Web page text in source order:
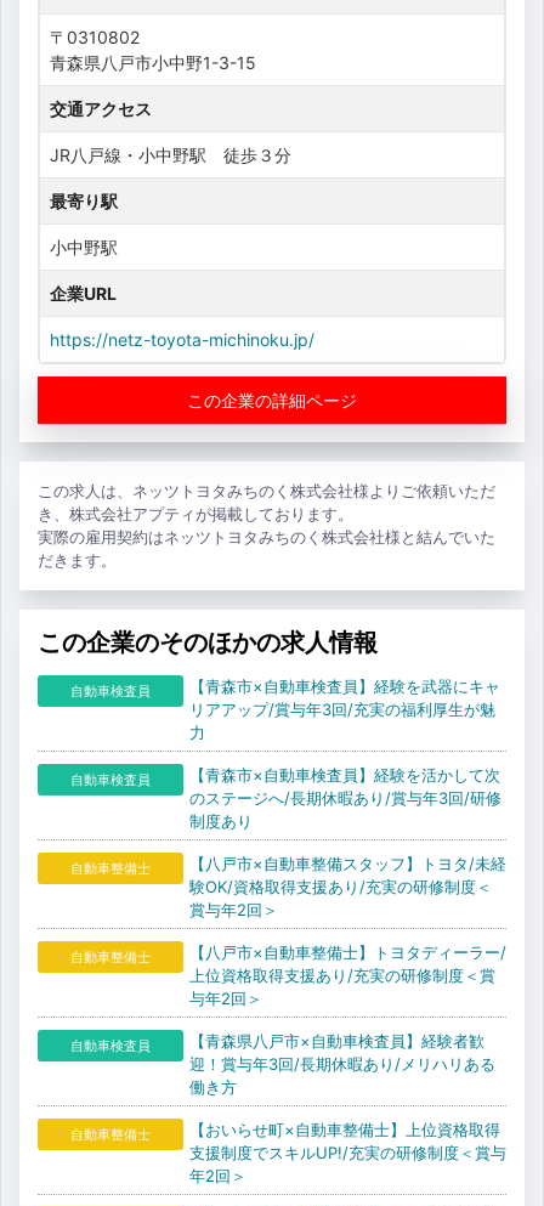
〒0310802
青森県八戸市小中野1-3-15
交通アクセス
JR八戸線・小中野駅 徒歩３分
最寄り駅
小中野駅
企業URL
https://netz-toyota-michinoku.jp/
この企業の詳細ページ
この求人は、ネッツトヨタみちのく株式会社様よりご依頼いただ
き、株式会社アプティが掲載しております。
実際の雇用契約はネッツトヨタみちのく株式会社様と結んでいた
だきます。
この企業のそのほかの求人情報
自動車検査員
【青森市×自動車検査員】経験を武器にキャ
リアアップ/賞与年3回/充実の福利厚生が魅
力
自動車検査員
【青森市×自動車検査員】経験を活かして次
のステージへ/長期休暇あり/賞与年3回/研修
制度あり
自動車整備士
【八戸市×自動車整備スタッフ】トヨタ/未経
験OK/資格取得支援あり/充実の研修制度＜
賞与年2回＞
自動車整備士
【八戸市×自動車整備士】トヨタディーラー/
上位資格取得支援あり/充実の研修制度＜賞
与年2回＞
自動車検査員
【青森県八戸市×自動車検査員】経験者歓
迎！賞与年3回/長期休暇あり/メリハリある
働き方
自動車整備士
【おいらせ町×自動車整備士】上位資格取得
支援制度でスキルUP!/充実の研修制度＜賞与
年2回＞